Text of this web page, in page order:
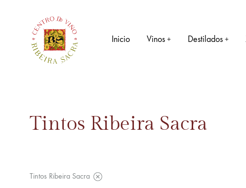
turismo
Sacra
Inicio Vinos +
Rosados Ribeira Sacra
Destilados +
Tintos Ribeira Sacra
Tintos Ribeira Sacra